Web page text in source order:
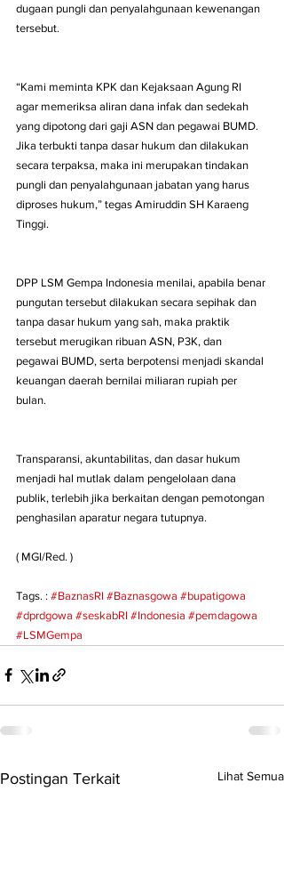
dugaan pungli dan penyalahgunaan kewenangan
tersebut.
“Kami meminta KPK dan Kejaksaan Agung RI
agar memeriksa aliran dana infak dan sedekah
yang dipotong dari gaji ASN dan pegawai BUMD.
Jika terbukti tanpa dasar hukum dan dilakukan
secara terpaksa, maka ini merupakan tindakan
pungli dan penyalahgunaan jabatan yang harus
diproses hukum,” tegas Amiruddin SH Karaeng
Tinggi.
DPP LSM Gempa Indonesia menilai, apabila benar
pungutan tersebut dilakukan secara sepihak dan
tanpa dasar hukum yang sah, maka praktik
tersebut merugikan ribuan ASN, P3K, dan
pegawai BUMD, serta berpotensi menjadi skandal
keuangan daerah bernilai miliaran rupiah per
bulan.
Transparansi, akuntabilitas, dan dasar hukum
menjadi hal mutlak dalam pengelolaan dana
publik, terlebih jika berkaitan dengan pemotongan
penghasilan aparatur negara tutupnya.
( MGI/Red. )
Tags. : #BaznasRI #Baznasgowa #bupatigowa
#dprdgowa #seskabRI #Indonesia #pemdagowa
#LSMGempa
Postingan Terkait Lihat Semua